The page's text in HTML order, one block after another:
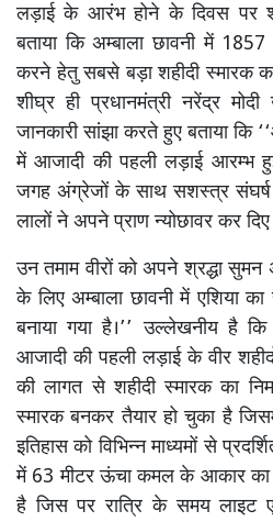
लड़ाई के आरंभ होने के दिवस पर
बताया कि अम्बाला छावनी में
करने हेतु सबसे बड़ा शहीदी स्मारक
शीघ्र ही प्रधानमंत्री नरेंद्र
जानकारी सांझा करते हुए बताया
में आजादी की पहली लड़ाई आरम्भ
जगह अंग्रेजों के साथ सशस्त्र
लालों ने अपने प्राण न्योछावर कर
उन तमाम वीरों को अपने श्रद्धा सुमन
के लिए अम्बाला छावनी में एशिया
बनाया गया है।’’ उल्लेखनीय है
आजादी की पहली लड़ाई के वीर
की लागत से शहीदी स्मारक का
स्मारक बनकर तैयार हो चुका है
इतिहास को विभिन्न माध्यमों से
में 63 मीटर ऊंचा कमल के आकार का
है जिस पर रात्रि के समय लाइट